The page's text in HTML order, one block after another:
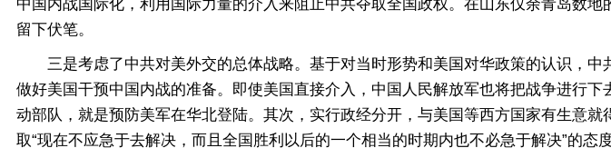
中国内战国际化，利用国际力量的介入来阻止中共夺取全国政权。在山东仅余青岛数
留下伏笔。
三是考虑了中共对美外交的总体战略。基于对当时形势和美国对华政策的认识，中
做好美国干预中国内战的准备。即使美国直接介入，中国人民解放军也将把战争进行
动部队，就是预防美军在华北登陆。其次，实行政经分开，与美国等西方国家有生意
取“现在不应急于去解决，而且全国胜利以后的一个相当的时期内也不必急于解决”的态